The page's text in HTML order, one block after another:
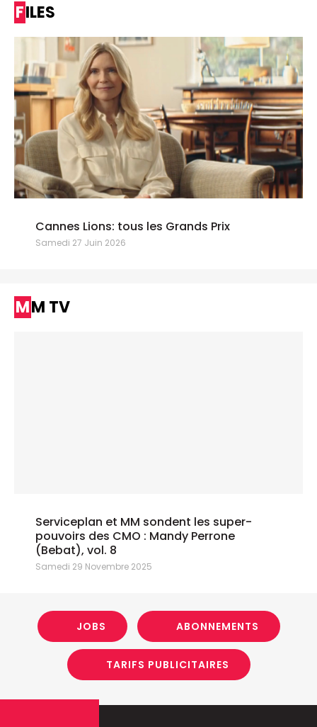
FILES
Cannes Lions: tous les Grands Prix
Samedi 27 Juin 2026
MM TV
Serviceplan et MM sondent les super-
pouvoirs des CMO : Mandy Perrone
(Bebat), vol. 8
Samedi 29 Novembre 2025
JOBS ABONNEMENTS
TARIFS PUBLICITAIRES